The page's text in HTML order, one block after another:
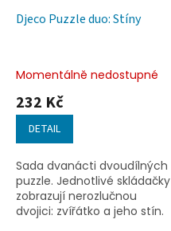
Djeco Puzzle duo: Stíny
Momentálně nedostupné
232 Kč
DETAIL
Sada dvanácti dvoudílných
puzzle. Jednotlivé skládačky
zobrazují nerozlučnou
dvojici: zvířátko a jeho stín.